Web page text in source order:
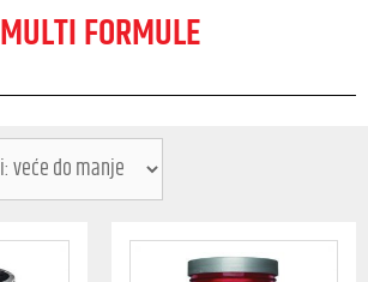
MULTI FORMULE